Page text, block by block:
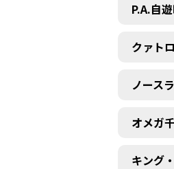
P.A.自
クァト
ノース
オメガ
キング